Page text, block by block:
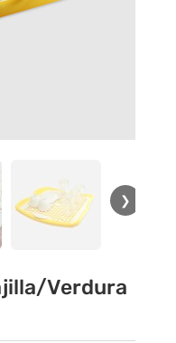
❯
Verdura